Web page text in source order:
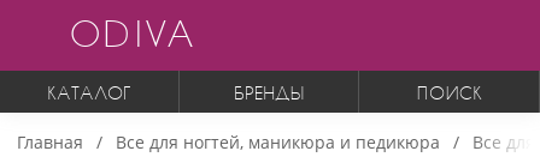
ODIVA
КАТАЛОГ БРЕНДЫ ПОИСК
Главная Все для ногтей, маникюра и педикюра Все